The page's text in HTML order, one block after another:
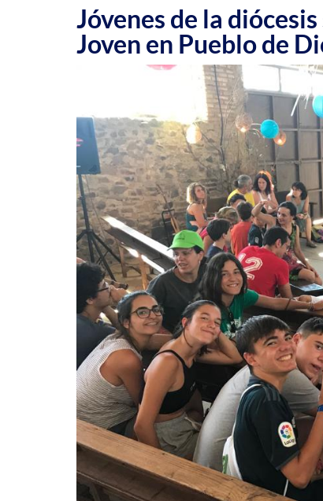
Jóvenes de la
Joven en Pueblo de